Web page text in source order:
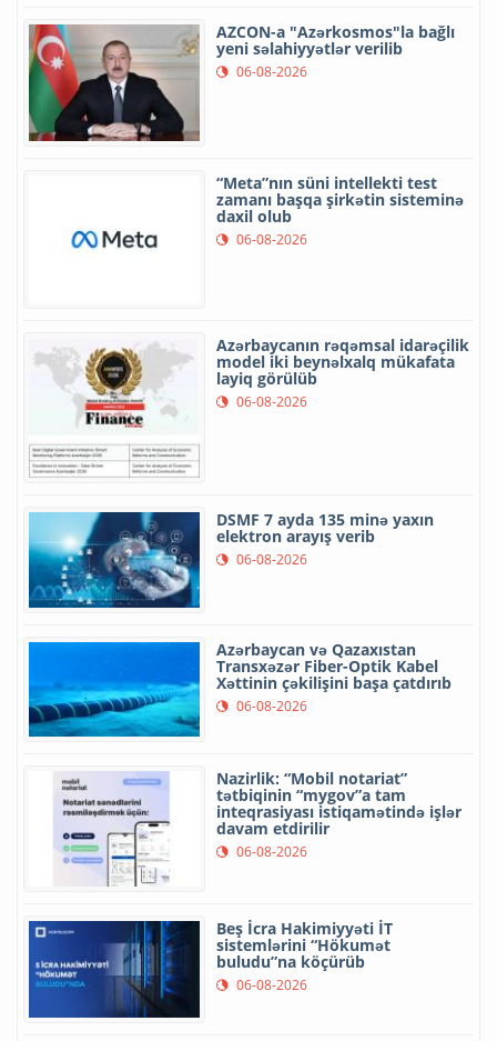
AZCON-a "Azərkosmos"la bağlı
yeni səlahiyyətlər verilib
06-08-2026
“Meta”nın süni intellekti test
zamanı başqa şirkətin sisteminə
daxil olub
06-08-2026
Azərbaycanın rəqəmsal idarəçilik
model iki beynəlxalq mükafata
layiq görülüb
06-08-2026
DSMF 7 ayda 135 minə yaxın
elektron arayış verib
06-08-2026
Azərbaycan və Qazaxıstan
Transxəzər Fiber-Optik Kabel
Xəttinin çəkilişini başa çatdırıb
06-08-2026
Nazirlik: “Mobil notariat”
tətbiqinin “mygov”a tam
inteqrasiyası istiqamətində işlər
davam etdirilir
06-08-2026
Beş İcra Hakimiyyəti İT
sistemlərini “Hökumət
buludu”na köçürüb
06-08-2026